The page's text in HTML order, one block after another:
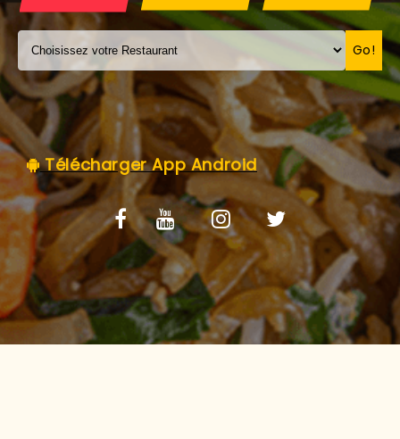
MENTIONS LÉGALES
C.G.V
Go!
Télécharger App Android